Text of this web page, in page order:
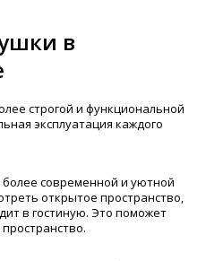
в
строгой и функциональной
эксплуатация каждого
более современной и уютной
открытое пространство,
в гостиную. Это поможет